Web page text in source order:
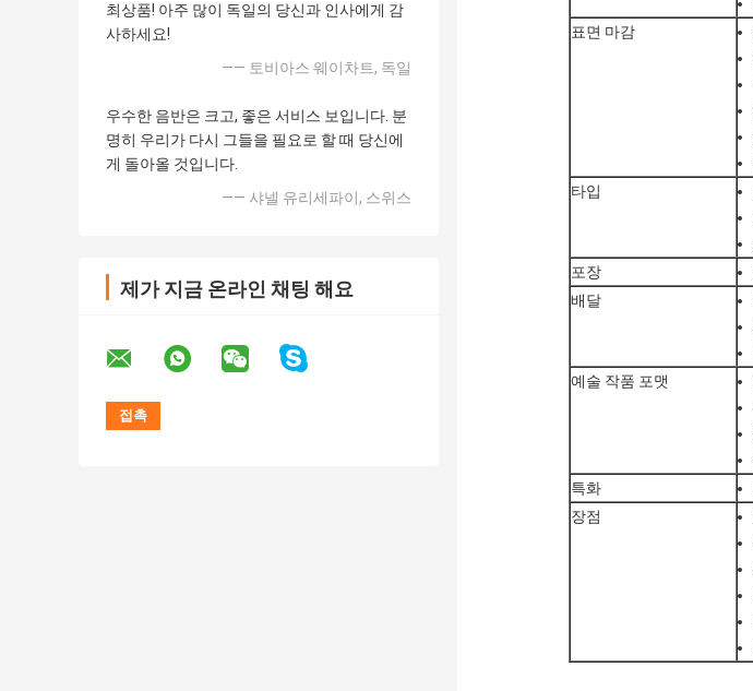
최상품! 아주 많이 독일의 당신과 인사에게 감
사하세요!
—— 토비아스 웨이차트, 독일
우수한 음반은 크고, 좋은 서비스 보입니다. 분
명히 우리가 다시 그들을 필요로 할 때 당신에
게 돌아올 것입니다.
—— 샤넬 유리세파이, 스위스
제가 지금 온라인 채팅 해요
표면 마감
타입
포장
배달
예술 작품 포맷
특화
장점